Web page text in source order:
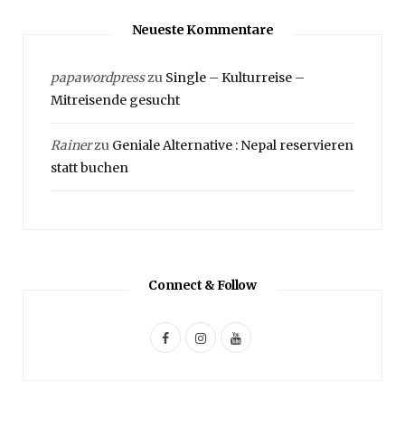
Neueste Kommentare
papawordpresszu Single – Kulturreise –
Mitreisende gesucht
Rainerzu Geniale Alternative : Nepal reservieren
statt buchen
Connect & Follow
F
I
Y